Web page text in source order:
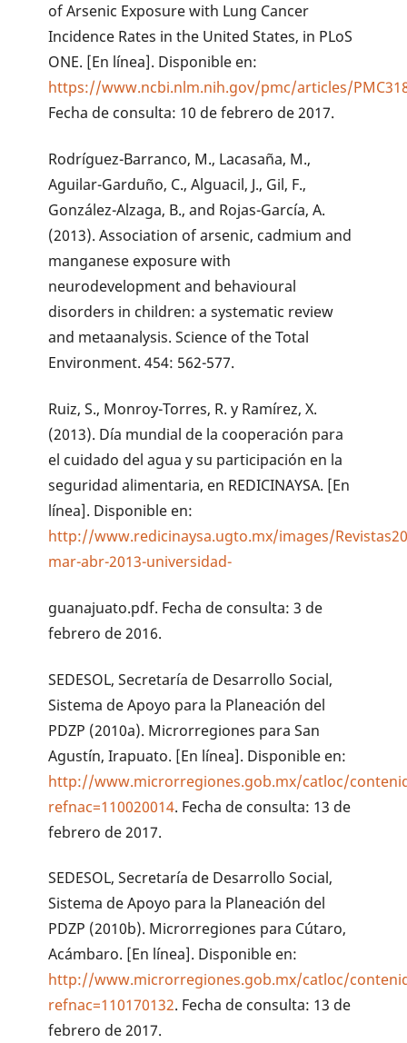
of Arsenic Exposure with Lung Cancer
Incidence Rates in the United States, in PLoS
ONE. [En línea]. Disponible en:
https://www.ncbi.nlm.nih.gov/pmc/articles/
Fecha de consulta: 10 de febrero de 2017.
Rodríguez-Barranco, M., Lacasaña, M.,
Aguilar-Garduño, C., Alguacil, J., Gil, F.,
González-Alzaga, B., and Rojas-García, A.
(2013). Association of arsenic, cadmium and
manganese exposure with
neurodevelopment and behavioural
disorders in children: a systematic review
and metaanalysis. Science of the Total
Environment. 454: 562-577.
Ruiz, S., Monroy-Torres, R. y Ramírez, X.
(2013). Día mundial de la cooperación para
el cuidado del agua y su participación en la
seguridad alimentaria, en REDICINAYSA. [En
línea]. Disponible en:
http://www.redicinaysa.ugto.mx/images/
mar-abr-2013-universidad-
guanajuato.pdf. Fecha de consulta: 3 de
febrero de 2016.
SEDESOL, Secretaría de Desarrollo Social,
Sistema de Apoyo para la Planeación del
PDZP (2010a). Microrregiones para San
Agustín, Irapuato. [En línea]. Disponible en:
http://www.microrregiones.gob.mx/catloc/
refnac=110020014. Fecha de consulta: 13 de
febrero de 2017.
SEDESOL, Secretaría de Desarrollo Social,
Sistema de Apoyo para la Planeación del
PDZP (2010b). Microrregiones para Cútaro,
Acámbaro. [En línea]. Disponible en:
http://www.microrregiones.gob.mx/catloc/
refnac=110170132. Fecha de consulta: 13 de
febrero de 2017.